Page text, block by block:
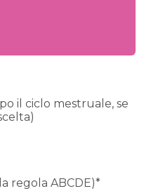
il ciclo mestruale, se
regola ABCDE)*